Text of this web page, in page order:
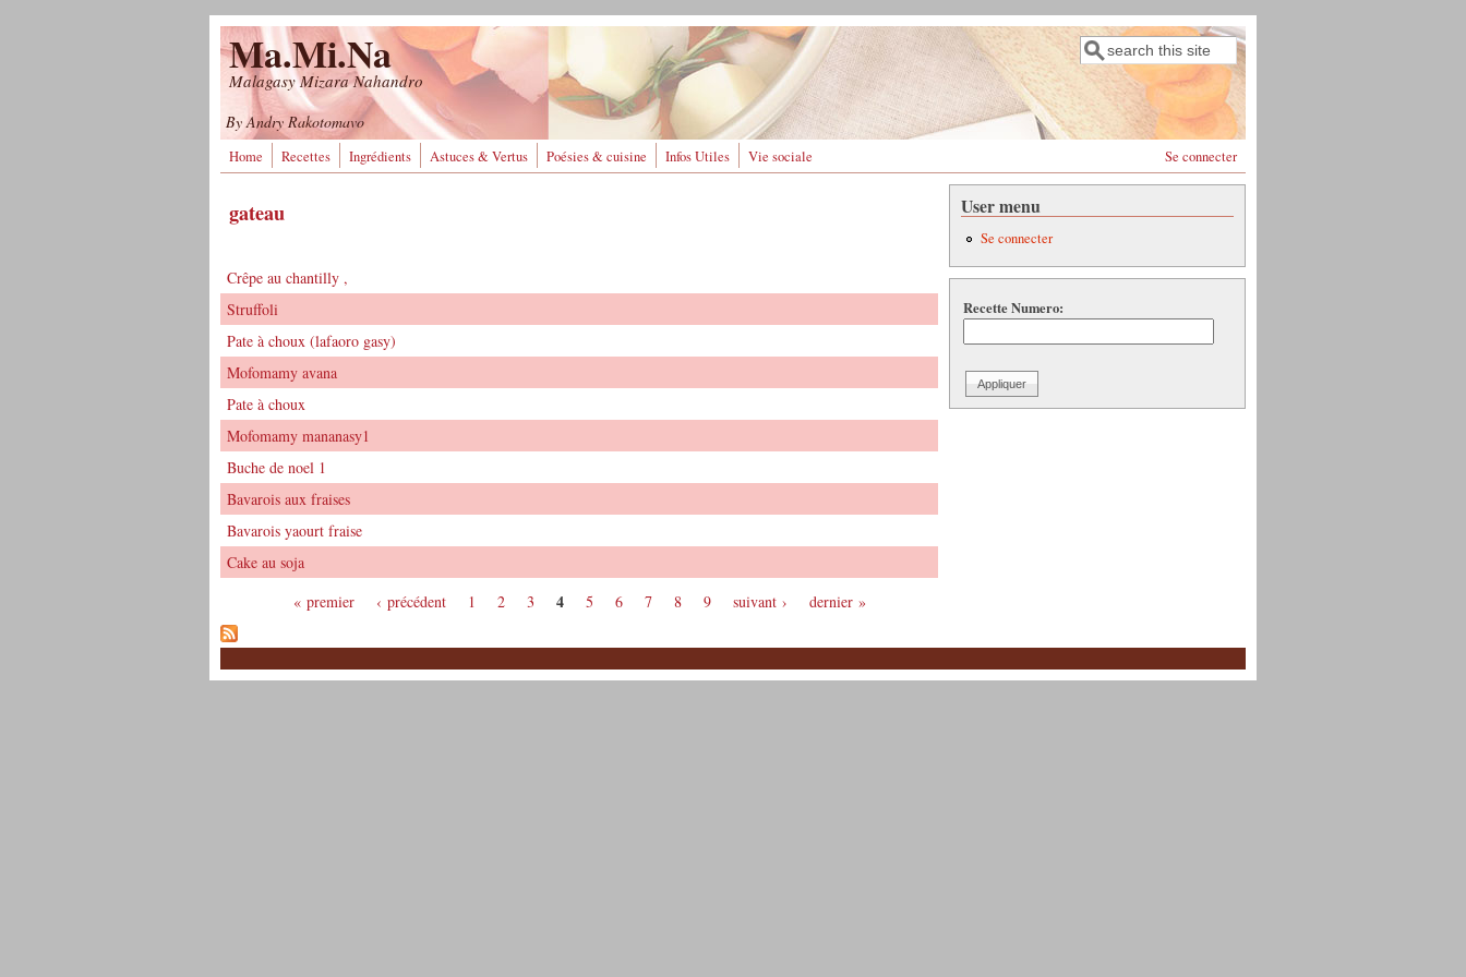
Ma.Mi.Na
Malagasy Mizara Nahandro
Formulaire de recherche
Rechercher
By Andry Rakotomavo
Home Recettes Ingrédients Astuces & Vertus Poésies & cuisine Infos Utiles Vie sociale Se connecter
gateau
Crêpe au chantilly ,
Struffoli
Pate à choux (lafaoro gasy)
Mofomamy avana
Pate à choux
Mofomamy mananasy1
Buche de noel 1
Bavarois aux fraises
Bavarois yaourt fraise
Cake au soja
« premier ‹ précédent 1 2 3 4 5 6 7 8 9 suivant › dernier »
User menu
Se connecter
Recette Numero: